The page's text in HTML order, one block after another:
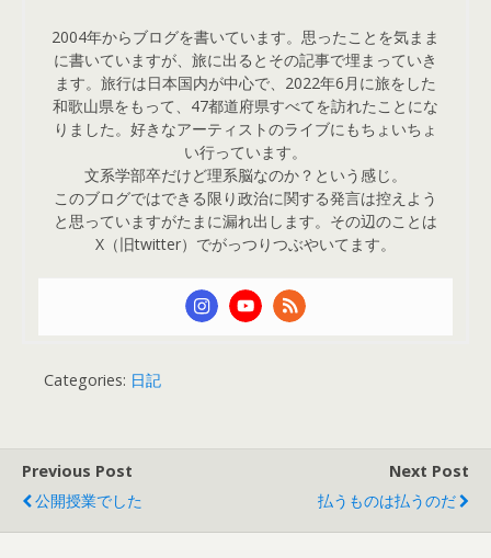
2004年からブログを書いています。思ったことを気まま
に書いていますが、旅に出るとその記事で埋まっていき
ます。旅行は日本国内が中心で、2022年6月に旅をした
和歌山県をもって、47都道府県すべてを訪れたことにな
りました。好きなアーティストのライブにもちょいちょ
い行っています。
文系学部卒だけど理系脳なのか？という感じ。
このブログではできる限り政治に関する発言は控えよう
と思っていますがたまに漏れ出します。その辺のことは
X（旧twitter）でがっつりつぶやいてます。
Categories: 日記
Previous Post
公開授業でした
Next Post
払うものは払うのだ